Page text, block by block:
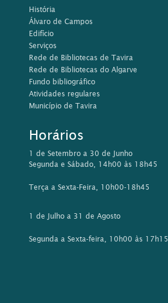
História
Álvaro de Campos
Edifício
Serviços
Rede de Bibliotecas de Tavira
Rede de Bibliotecas do Algarve
Fundo bibliográfico
Atividades regulares
Município de Tavira
Horários
1 de Setembro a 30 de Junho
Segunda e Sábado, 14h00 às 18h45
Terça a Sexta-Feira, 10h00-18h45
1 de Julho a 31 de Agosto
Segunda a Sexta-feira, 10h00 às 17h15